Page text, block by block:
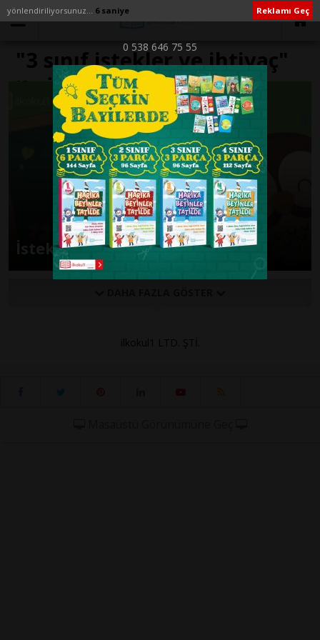
yönlendiriliyorsunuz... 6 saniye Reklamı Geç
0 538 646 75 55
"3 sınıf istekler ve ihtiyaç"
ile İlişikli yazılar
İstek ve İhtiyaçlar